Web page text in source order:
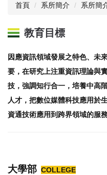
首頁 系所簡介 系所簡
教育目標
因應資訊領域發展之特色、未
要，在研究上注重資訊理論與
技，強調知行合一，培養中高
人才，把數位媒體科技應用於
資通技術應用到跨界領域的服務
大學部 COLLEGE